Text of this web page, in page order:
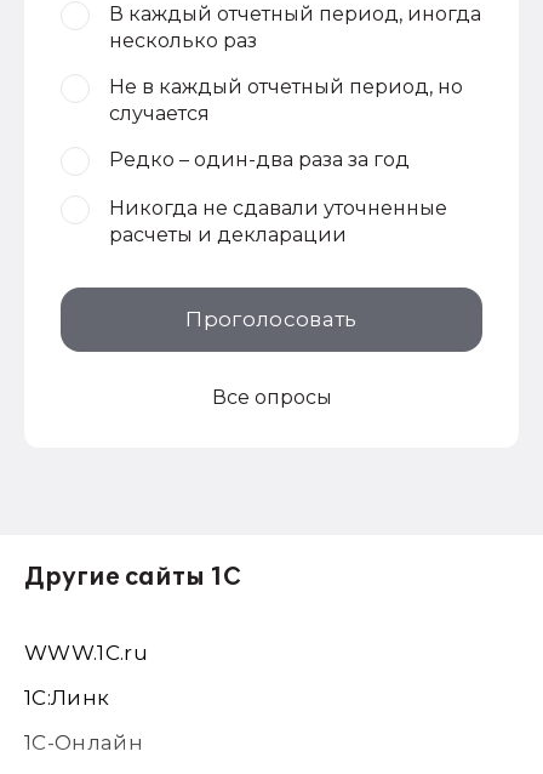
В каждый отчетный период, иногда
несколько раз
Не в каждый отчетный период, но
случается
Редко – один-два раза за год
Никогда не сдавали уточненные
расчеты и декларации
Проголосовать
Все опросы
Другие сайты 1С
WWW.1С.ru
1С:Линк
1С-Онлайн